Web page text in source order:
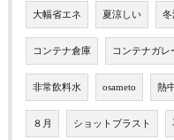
大幅省エネ 夏涼しい 冬
コンテナ倉庫 コンテナガレ
非常飲料水 osameto 熱
８月 ショットブラスト